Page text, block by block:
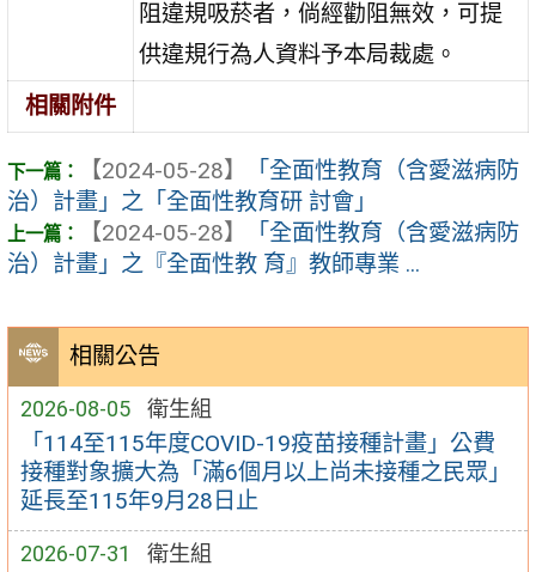
相關公告
2026-08-05 衛生組
「114至115年度COVID-19疫苗接種計畫」公費
接種對象擴大為「滿6個月以上尚未接種之民眾」
延長至115年9月28日止
2026-07-31 衛生組
阻違規吸菸者，倘經勸阻無效，可提
供違規行為人資料予本局裁處。
相關附件
【2024-05-28】
「全面性教育（含愛滋病防
治）計畫」之「全面性教育研 討會」
【2024-05-28】
「全面性教育（含愛滋病防
治）計畫」之『全面性教 育』教師專業 ...